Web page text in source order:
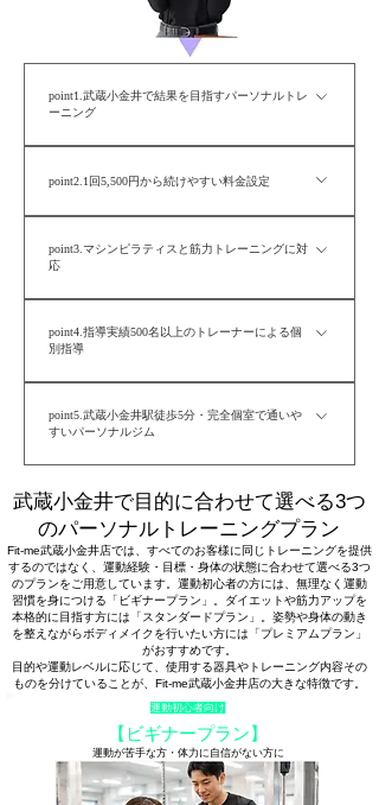
point1.​武蔵小金井で結果を目指すパーソナルトレ
ーニング
プラン、ダイエットや筋力アップを目指すスタンダ
ードプラン、マシンピラティスと筋力トレーニング
を組み合わせたプレミアムプランをご用意していま
す。運動経験や体力、身体の悩み、目標に合わせて
プランを選べるため、自分に合わないトレーニング
を無理に続ける必要はありません。一人ひとりの状
態を確認しながら、無理なく継続できる内容をご提
案します。
point2.1回5,500円から続けやすい料金設定
変化を実感しやすくなります。Fit-me武蔵小金井店で
す。高額な長期コースへの一括契約ではなく、ライ
仕組みです。
point3.マシンピラティスと筋力トレーニングに対
応
使用した筋力トレーニングに加え、ピラティスリフ
がら、整える運動と鍛える運動を組み合わせること
point4.指導実績500名以上のトレーナーによる個
別指導
ートしてきた経験をもとに、一人ひとりの目的や身
生活習慣なども確認しながらトレーニング内容を調
整します。運動が苦手な方や、何から始めればよい
か分からない方にも、動き方を一つずつ丁寧にお伝
えします。
point5.武蔵小金井駅徒歩5分・完全個室で通いや
すいパーソナルジム
場所にある完全個室のパーソナルジムです。他のお
客様とトレーニング時間が重なりにくく、周囲の視
線を気にせず、自分のトレーニングに集中できま
す。ウェアなどの無料レンタルにも対応しているた
め、仕事帰りや外出のついでにも通いやすく、お子
様と一緒に利用したい方にも対応しています。
武蔵小金井で目的に合わせて選べる3つ
のパーソナルトレーニングプラン
Fit-me武蔵小金井店では、すべてのお客様に同じトレーニングを提供
するのではなく、運動経験・目標・身体の状態に合わせて選べる3つ
のプランをご用意しています。 運動初心者の方には、無理なく運動
習慣を身につける「ビギナープラン」。ダイエットや筋力アップを
本格的に目指す方には「スタンダードプラン」。姿勢や身体の動き
を整えながらボディメイクを行いたい方には「プレミアムプラン」
がおすすめです。
目的や運動レベルに応じて、使用する器具やトレーニング内容その
ものを分けていることが、Fit-me武蔵小金井店の大きな特徴です。
運動初心者向け
【ビギナープラン】
運動が苦手な方・体力に自信がない方に